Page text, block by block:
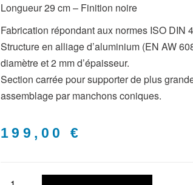
Longueur 29 cm – Finition noire
Fabrication répondant aux normes ISO DIN
Structure en alliage d’aluminium (EN AW
diamètre et 2 mm d’épaisseur.
Section carrée pour supporter de plus
assemblage par manchons coniques.
199,00 €